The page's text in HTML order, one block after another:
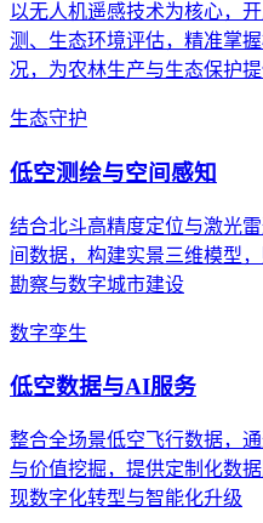
以无人机遥感技术为核心，
测、生态环境评估，精准掌
况，为农林生产与生态保护
生态守护
低空测绘与空间感知
结合北斗高精度定位与激光
间数据，构建实景三维模型
勘察与数字城市建设
数字孪生
低空数据与AI服务
整合全场景低空飞行数据，
与价值挖掘，提供定制化数
现数字化转型与智能化升级